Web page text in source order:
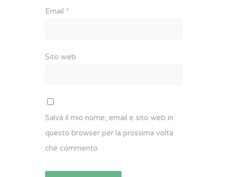
Email *
Sito web
Salva il mio nome, email e sito web in
questo browser per la prossima volta
che commento.